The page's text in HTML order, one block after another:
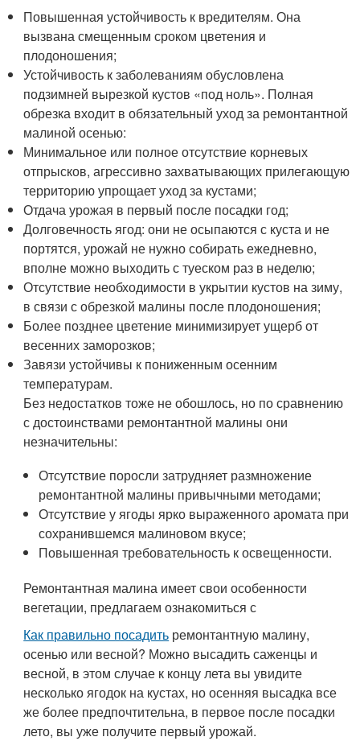
Повышенная устойчивость к вредителям. Она
вызвана смещенным сроком цветения и
плодоношения;
Устойчивость к заболеваниям обусловлена
подзимней вырезкой кустов «под ноль». Полная
обрезка входит в обязательный уход за ремонтантной
малиной осенью:
Минимальное или полное отсутствие корневых
отпрысков, агрессивно захватывающих прилегающую
территорию упрощает уход за кустами;
Отдача урожая в первый после посадки год;
Долговечность ягод: они не осыпаются с куста и не
портятся, урожай не нужно собирать ежедневно,
вполне можно выходить с туеском раз в неделю;
Отсутствие необходимости в укрытии кустов на зиму,
в связи с обрезкой малины после плодоношения;
Более позднее цветение минимизирует ущерб от
весенних заморозков;
Завязи устойчивы к пониженным осенним
температурам.
Без недостатков тоже не обошлось, но по сравнению
с достоинствами ремонтантной малины они
незначительны:
Отсутствие поросли затрудняет размножение
ремонтантной малины привычными методами;
Отсутствие у ягоды ярко выраженного аромата при
сохранившемся малиновом вкусе;
Повышенная требовательность к освещенности.
Ремонтантная малина имеет свои особенности
вегетации, предлагаем ознакомиться с
Как правильно посадить ремонтантную малину,
осенью или весной? Можно высадить саженцы и
весной, в этом случае к концу лета вы увидите
несколько ягодок на кустах, но осенняя высадка все
же более предпочтительна, в первое после посадки
лето, вы уже получите первый урожай.